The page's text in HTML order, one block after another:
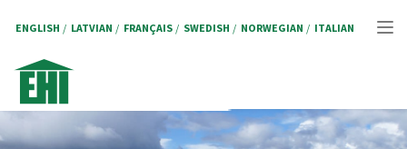
ENGLISH LATVIAN FRANÇAIS SWEDISH NORWEGIAN ITALIAN